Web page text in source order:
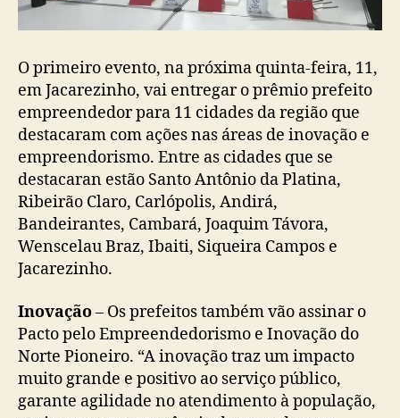
O primeiro evento, na próxima quinta-feira, 11,
em Jacarezinho, vai entregar o prêmio prefeito
empreendedor para 11 cidades da região que
destacaram com ações nas áreas de inovação e
empreendorismo. Entre as cidades que se
destacaran estão Santo Antônio da Platina,
Ribeirão Claro, Carlópolis, Andirá,
Bandeirantes, Cambará, Joaquim Távora,
Wenscelau Braz, Ibaiti, Siqueira Campos e
Jacarezinho.
Inovação– Os prefeitos também vão assinar o
Pacto pelo Empreendedorismo e Inovação do
Norte Pioneiro. “A inovação traz um impacto
muito grande e positivo ao serviço público,
garante agilidade no atendimento à população,